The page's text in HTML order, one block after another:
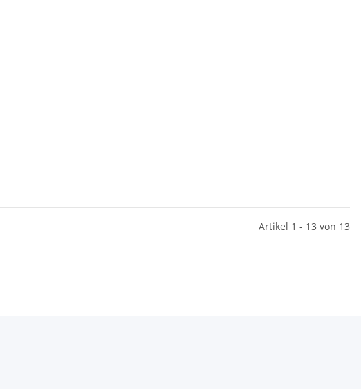
Artikel 1 - 13 von 13